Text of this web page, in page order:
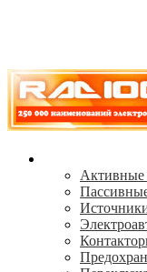
Активные